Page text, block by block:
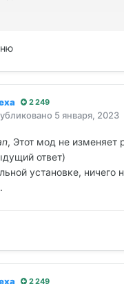
2 249
5 января, 2023
, Этот мод не изменяет
ответ)
установке, ничего
2 249